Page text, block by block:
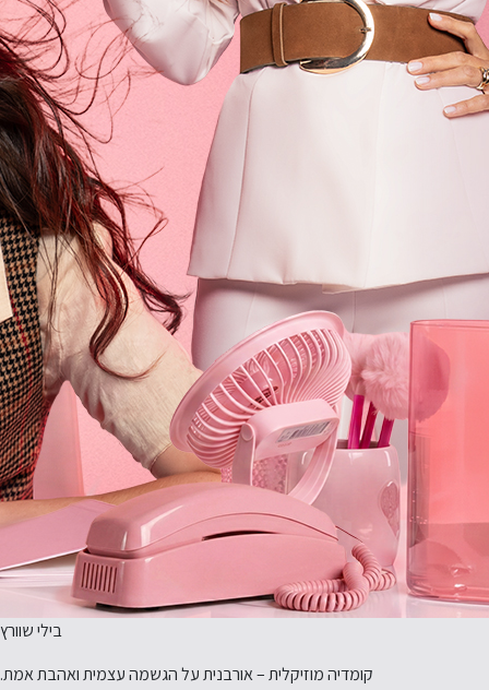
בילי שוורץ
קומדיה מוזיקלית – אורבנית על הגשמה עצמית ואהבת אמת.